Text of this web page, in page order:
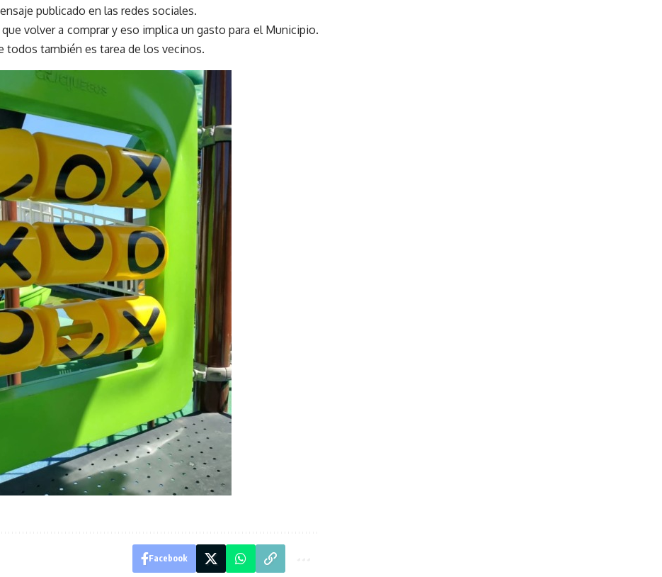
publicado en las redes sociales.
volver a comprar y eso implica un gasto para el Municipio.
todos también es tarea de los vecinos.
Facebook